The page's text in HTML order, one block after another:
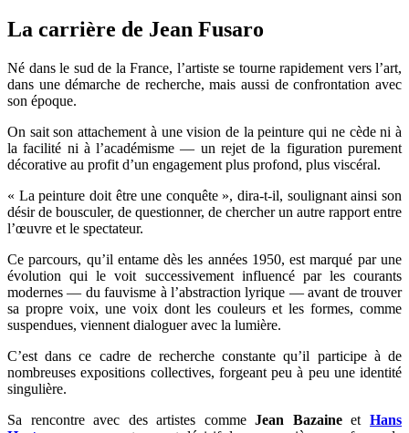
La carrière de Jean Fusaro
Né dans le sud de la France, l’artiste se tourne rapidement vers l’art,
dans une démarche de recherche, mais aussi de confrontation avec
son époque.
On sait son attachement à une vision de la peinture qui ne cède ni à
la facilité ni à l’académisme — un rejet de la figuration purement
décorative au profit d’un engagement plus profond, plus viscéral.
« La peinture doit être une conquête », dira-t-il, soulignant ainsi son
désir de bousculer, de questionner, de chercher un autre rapport entre
l’œuvre et le spectateur.
Ce parcours, qu’il entame dès les années 1950, est marqué par une
évolution qui le voit successivement influencé par les courants
modernes — du fauvisme à l’abstraction lyrique — avant de trouver
sa propre voix, une voix dont les couleurs et les formes, comme
suspendues, viennent dialoguer avec la lumière.
C’est dans ce cadre de recherche constante qu’il participe à de
nombreuses expositions collectives, forgeant peu à peu une identité
singulière.
Sa rencontre avec des artistes commeJean BazaineetHans